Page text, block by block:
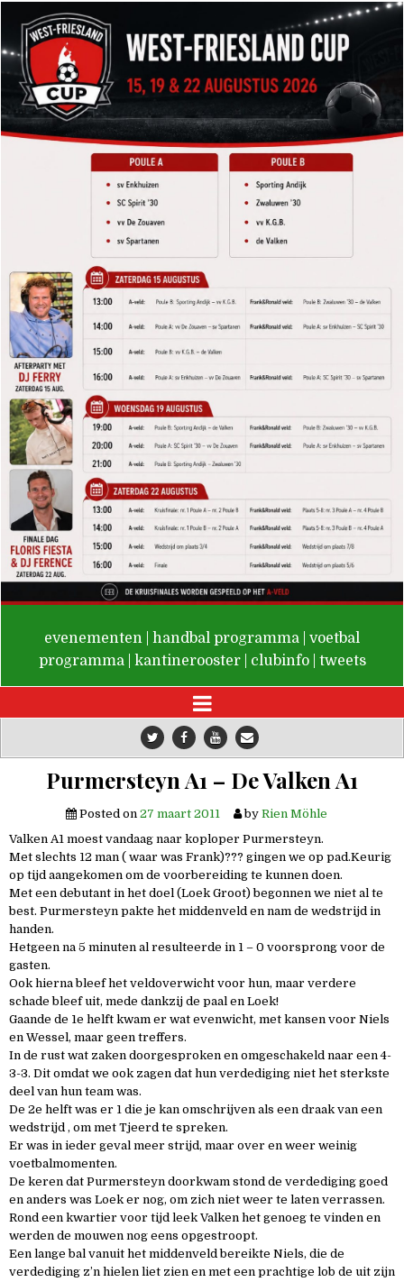
De Valken
evenementen handbal programma
voetbal
programma
kantinerooster clubinfo tweets
Purmersteyn A1 – De Valken A1
Posted on 27 maart 2011 by Rien Möhle
Valken A1 moest vandaag naar koploper Purmersteyn.
Met slechts 12 man ( waar was Frank)??? gingen we op pad.Keurig
op tijd aangekomen om de voorbereiding te kunnen doen.
Met een debutant in het doel (Loek Groot) begonnen we niet al te
best. Purmersteyn pakte het middenveld en nam de wedstrijd in
handen.
Hetgeen na 5 minuten al resulteerde in 1 – 0 voorsprong voor de
gasten.
Ook hierna bleef het veldoverwicht voor hun, maar verdere
schade bleef uit, mede dankzij de paal en Loek!
Gaande de 1e helft kwam er wat evenwicht, met kansen voor Niels
en Wessel, maar geen treffers.
In de rust wat zaken doorgesproken en omgeschakeld naar een 4-
3-3. Dit omdat we ook zagen dat hun verdediging niet het sterkste
deel van hun team was.
De 2e helft was er 1 die je kan omschrijven als een draak van een
wedstrijd , om met Tjeerd te spreken.
Er was in ieder geval meer strijd, maar over en weer weinig
voetbalmomenten.
De keren dat Purmersteyn doorkwam stond de verdediging goed
en anders was Loek er nog, om zich niet weer te laten verrassen.
Rond een kwartier voor tijd leek Valken het genoeg te vinden en
werden de mouwen nog eens opgestroopt.
Een lange bal vanuit het middenveld bereikte Niels, die de
verdediging z’n hielen liet zien en met een prachtige lob de uit zijn